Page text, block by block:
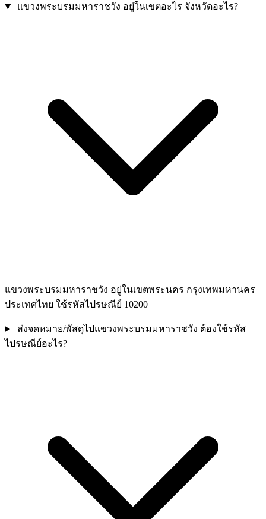
แขวงพระบรมมหาราชวัง อยู่ในเขตอะไร จังหวัดอะไร?
แขวงพระบรมมหาราชวัง อยู่ในเขตพระนคร กรุงเทพมหานคร
ประเทศไทย ใช้รหัสไปรษณีย์ 10200
ส่งจดหมาย/พัสดุไปแขวงพระบรมมหาราชวัง ต้องใช้รหัส
ไปรษณีย์อะไร?